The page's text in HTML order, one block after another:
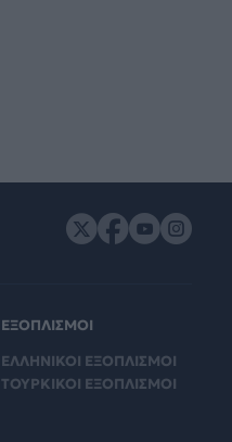
ΕΞΟΠΛΙΣΜΟΙ
ΕΛΛΗΝΙΚΟΙ ΕΞΟΠΛΙΣΜΟΙ
ΤΟΥΡΚΙΚΟΙ ΕΞΟΠΛΙΣΜΟΙ